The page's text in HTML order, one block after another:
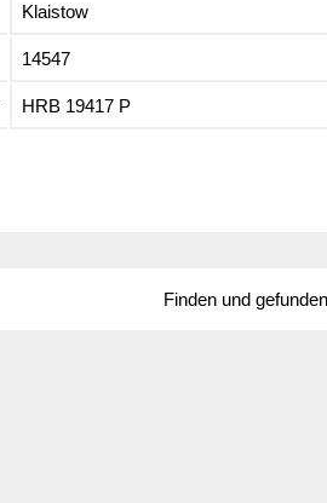
Klaistow
14547
HRB 19417 P
Finden und